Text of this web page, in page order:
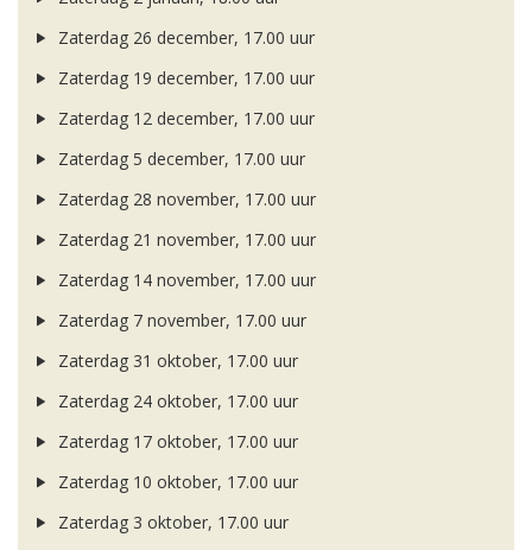
Zaterdag 26 december, 17.00 uur
Zaterdag 19 december, 17.00 uur
Zaterdag 12 december, 17.00 uur
Zaterdag 5 december, 17.00 uur
Zaterdag 28 november, 17.00 uur
Zaterdag 21 november, 17.00 uur
Zaterdag 14 november, 17.00 uur
Zaterdag 7 november, 17.00 uur
Zaterdag 31 oktober, 17.00 uur
Zaterdag 24 oktober, 17.00 uur
Zaterdag 17 oktober, 17.00 uur
Zaterdag 10 oktober, 17.00 uur
Zaterdag 3 oktober, 17.00 uur